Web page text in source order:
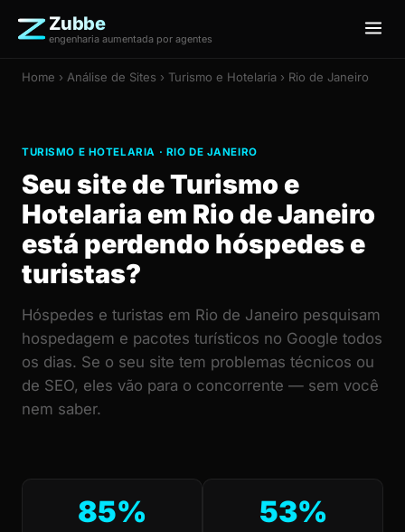
Zubbe
engenharia aumentada por agentes
Home › Análise de Sites › Turismo e Hotelaria › Rio de Janeiro
TURISMO E HOTELARIA · RIO DE JANEIRO
Seu site de Turismo e
Hotelaria em Rio de Janeiro
está perdendo hóspedes e
turistas?
Hóspedes e turistas em Rio de Janeiro pesquisam
hospedagem e pacotes turísticos no Google todos
os dias. Se o seu site tem problemas técnicos ou
de SEO, eles vão para o concorrente — sem você
nem saber.
85% 53%